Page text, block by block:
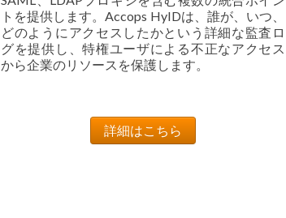
トを提供します。Accops HyIDは、誰が、いつ、
どのようにアクセスしたかという詳細な監査ロ
グを提供し、特権ユーザによる不正なアクセス
から企業のリソースを保護します。
詳細はこちら